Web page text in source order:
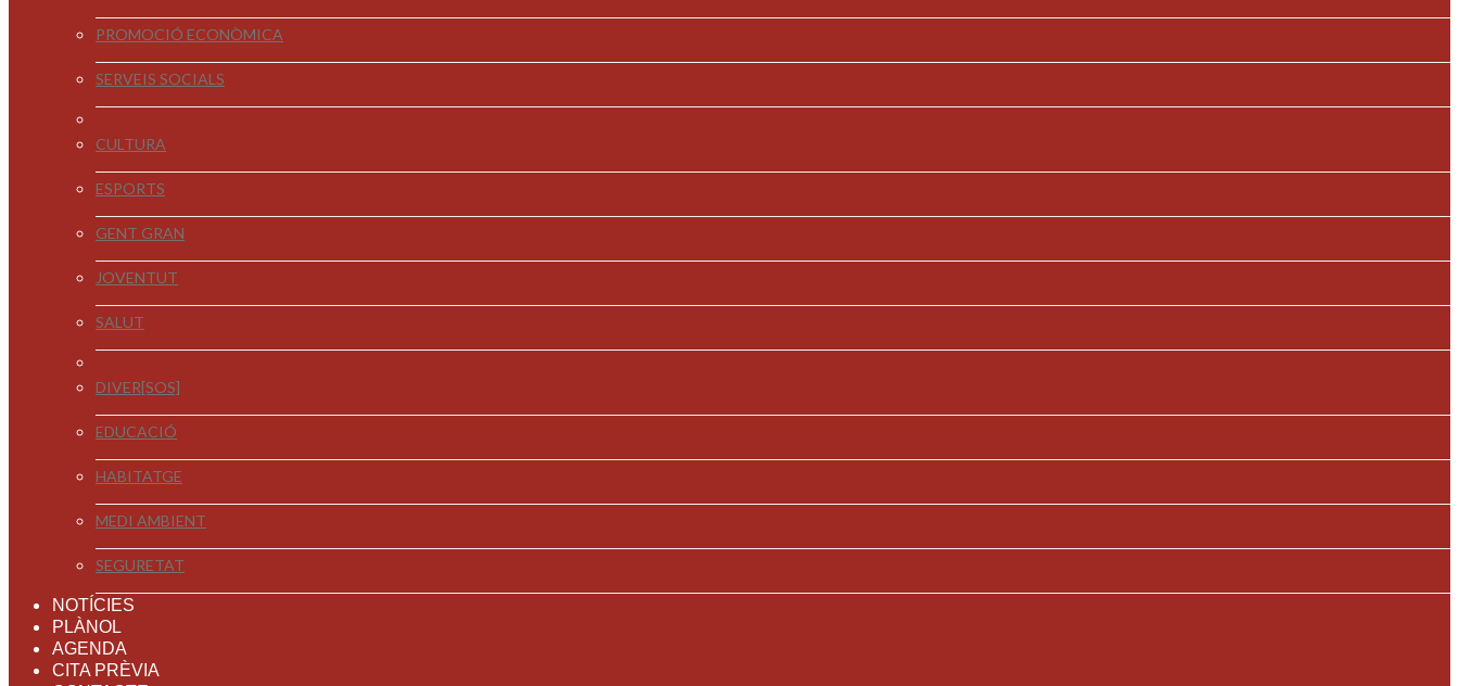
PROMOCIÓ ECONÒMICA
SERVEIS SOCIALS
CULTURA
ESPORTS
GENT GRAN
JOVENTUT
SALUT
DIVER[SOS]
EDUCACIÓ
HABITATGE
MEDI AMBIENT
SEGURETAT
NOTÍCIES
PLÀNOL
AGENDA
CITA PRÈVIA